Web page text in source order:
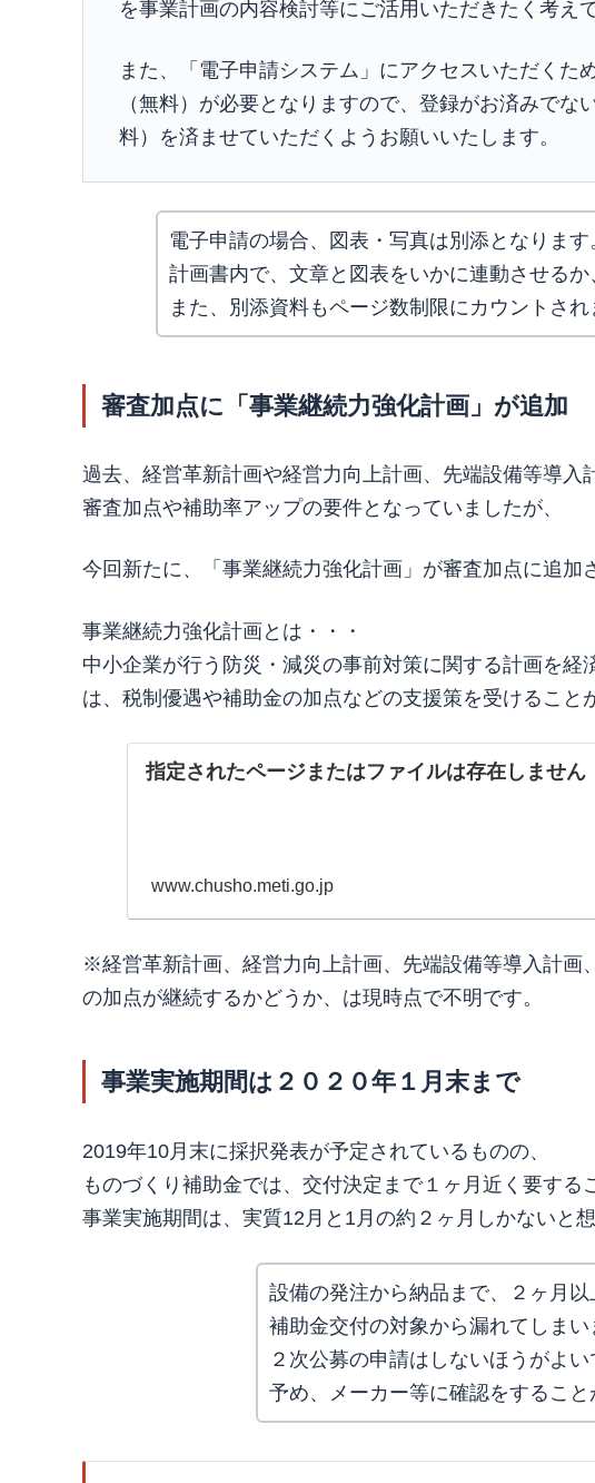
を事業計画の内容検討等にご活用いただきたく考え
また、「電子申請システム」にアクセスいただくた
（無料）が必要となりますので、登録がお済みで
料）を済ませていただくようお願いいたします。
電子申請の場合、図表・写真は別添となります
計画書内で、文章と図表をいかに連動させるか
また、別添資料もページ数制限にカウントされ
審査加点に「事業継続力強化計画」が追加
過去、経営革新計画や経営力向上計画、先端設備等導入
審査加点や補助率アップの要件となっていましたが、
今回新たに、「事業継続力強化計画」が審査加点に追加
事業継続力強化計画とは・・・
中小企業が行う防災・減災の事前対策に関する計画を
は、税制優遇や補助金の加点などの支援策を受けること
指定されたページまたはファイルは存在しません
www.chusho.meti.go.jp
※経営革新計画、経営力向上計画、先端設備等導入計画
の加点が継続するかどうか、は現時点で不明です。
事業実施期間は２０２０年１月末まで
2019年10月末に採択発表が予定されているものの、
ものづくり補助金では、交付決定まで１ヶ月近く要する
事業実施期間は、実質12月と1月の約２ヶ月しかないと想
設備の発注から納品まで、２ヶ月以
補助金交付の対象から漏れてしまい
２次公募の申請はしないほうがよい
予め、メーカー等に確認をすること